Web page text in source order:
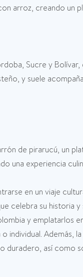
arroz, creando un
Sucre y
y suele
de pirarucú, un
una experiencia
en un viaje
celebra su
y emplatarlos
individual.
duradero, así como